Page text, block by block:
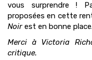
vous surprendre !
proposées en cette
Noirest en bonne
Merci à Victoria
critique.